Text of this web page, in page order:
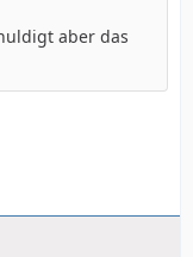
aber das